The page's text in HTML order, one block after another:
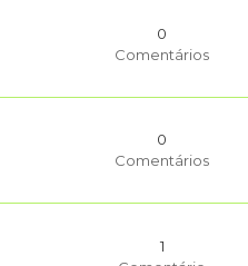
0
Comentários
0
Comentários
1